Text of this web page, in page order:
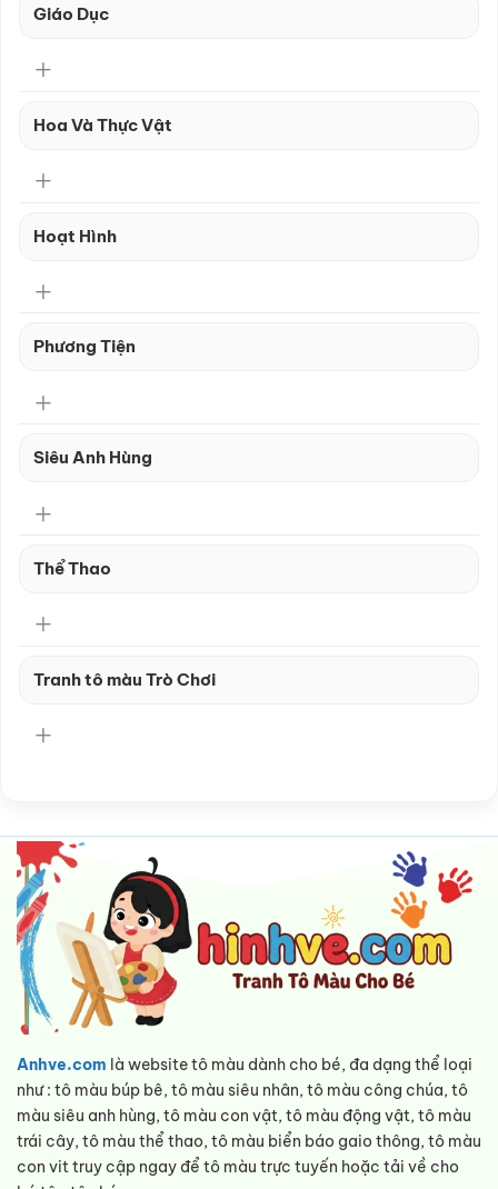
Giáo Dục
Hoa Và Thực Vật
Hoạt Hình
Phương Tiện
Siêu Anh Hùng
Thể Thao
Tranh tô màu Trò Chơi
Anhve.com là website tô màu dành cho bé, đa dạng thể loại
như : tô màu búp bê, tô màu siêu nhân, tô màu công chúa, tô
màu siêu anh hùng, tô màu con vật, tô màu động vật, tô màu
trái cây, tô màu thể thao, tô màu biển báo gaio thông, tô màu
con vit truy cập ngay để tô màu trực tuyến hoặc tải về cho